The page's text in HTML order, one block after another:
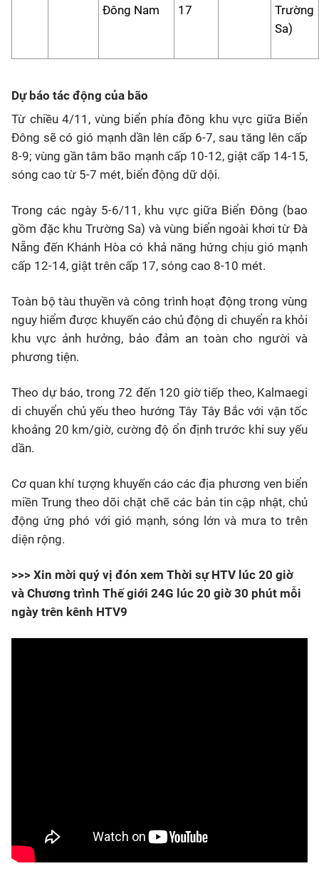
Đông Nam
17
Trường
Sa)
Dự báo tác động của bão
Từ chiều 4/11, vùng biển phía đông khu vực giữa Biển
Đông sẽ có gió mạnh dần lên cấp 6-7, sau tăng lên cấp
8-9; vùng gần tâm bão mạnh cấp 10-12, giật cấp 14-15,
sóng cao từ 5-7 mét, biển động dữ dội.
Trong các ngày 5-6/11, khu vực giữa Biển Đông (bao
gồm đặc khu Trường Sa) và vùng biển ngoài khơi từ Đà
Nẵng đến Khánh Hòa có khả năng hứng chịu gió mạnh
cấp 12-14, giật trên cấp 17, sóng cao 8-10 mét.
Toàn bộ tàu thuyền và công trình hoạt động trong vùng
nguy hiểm được khuyến cáo chủ động di chuyển ra khỏi
khu vực ảnh hưởng, bảo đảm an toàn cho người và
phương tiện.
Theo dự báo, trong 72 đến 120 giờ tiếp theo, Kalmaegi
di chuyển chủ yếu theo hướng Tây Tây Bắc với vận tốc
khoảng 20 km/giờ, cường độ ổn định trước khi suy yếu
dần.
Cơ quan khí tượng khuyến cáo các địa phương ven biển
miền Trung theo dõi chặt chẽ các bản tin cập nhật, chủ
động ứng phó với gió mạnh, sóng lớn và mưa to trên
diện rộng.
>>> Xin mời quý vị đón xem Thời sự HTV lúc 20 giờ
và Chương trình Thế giới 24G lúc 20 giờ 30 phút mỗi
ngày trên kênh HTV9